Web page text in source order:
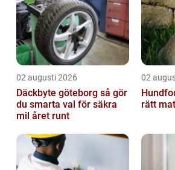
02 augusti 2026
Däckbyte göteborg så gör
du smarta val för säkra
mil året runt
02
rätt